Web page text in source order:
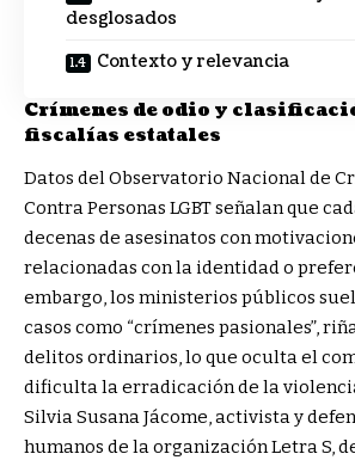
desglosados
Contexto y relevancia
Crímenes de odio y
fiscalías estatales
Datos del Observatorio Nacional de
Contra Personas LGBT señalan que
decenas de asesinatos con
relacionadas con la identidad o
embargo, los ministerios públicos
casos como “crímenes pasionales”,
delitos ordinarios, lo que oculta el
dificulta la erradicación de la
Silvia Susana Jácome, activista y
humanos de la organización Letra S,